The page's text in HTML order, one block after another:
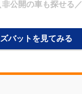
非公開の車も探せる／
ズバットを見てみる